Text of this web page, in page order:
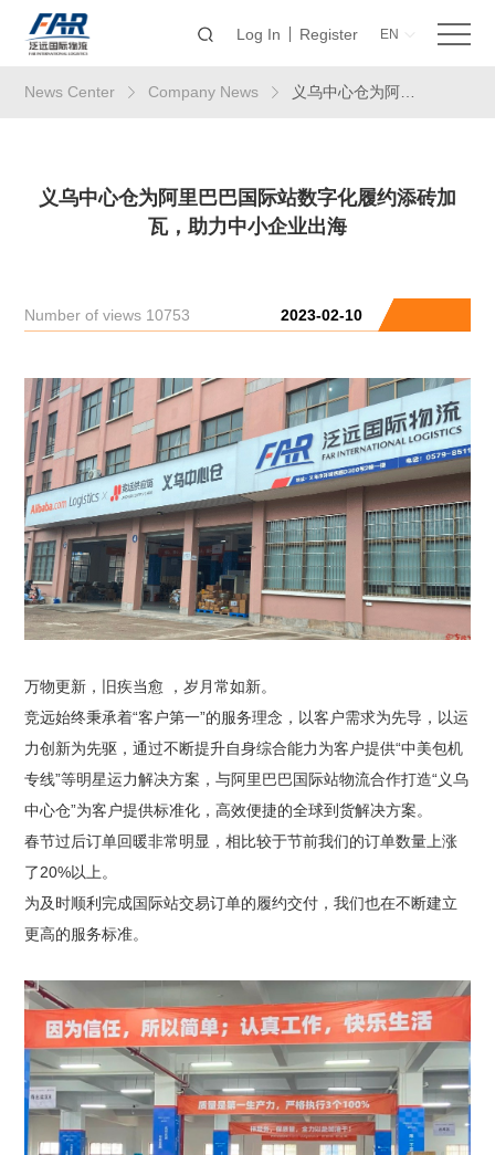
Log In Register EN
News Center Company News
义乌中心仓为阿里巴巴国际站数字化履约添砖加
瓦，助力中小企业出海
Number of views 10753 2023-02-10
万物更新，旧疾当愈 ，岁月常如新。
竞远始终秉承着“客户第一”的服务理念，以客户需求为先导，以运
力创新为先驱，通过不断提升自身综合能力为客户提供“中美包机
专线”等明星运力解决方案，与阿里巴巴国际站物流合作打造“义乌
中心仓”为客户提供标准化，高效便捷的全球到货解决方案。
春节过后订单回暖非常明显，相比较于节前我们的订单数量上涨
了20%以上。
为及时顺利完成国际站交易订单的履约交付，我们也在不断建立
更高的服务标准。